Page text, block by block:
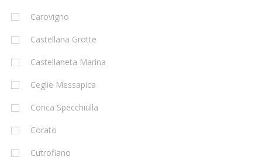
Carovigno
Castellana Grotte
Castellaneta Marina
Ceglie Messapica
Conca Specchiulla
Corato
Cutrofiano